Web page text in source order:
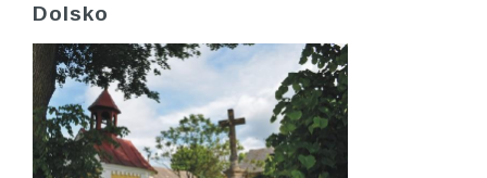
Dolsko